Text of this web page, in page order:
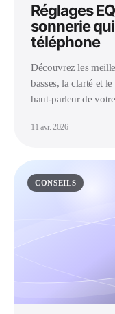
Réglages
sonnerie
téléphone
Découvrez les
basses, la clarté et
haut-parleur de
11 avr. 2026
CONSEILS